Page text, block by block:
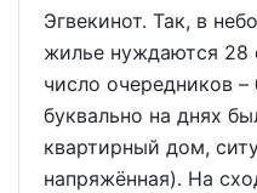
Эгвекинот. Так, в
жилье нуждаются 28
число очередников
буквально на днях
квартирный дом,
напряжённая). На